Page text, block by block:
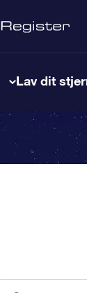
Lav dit